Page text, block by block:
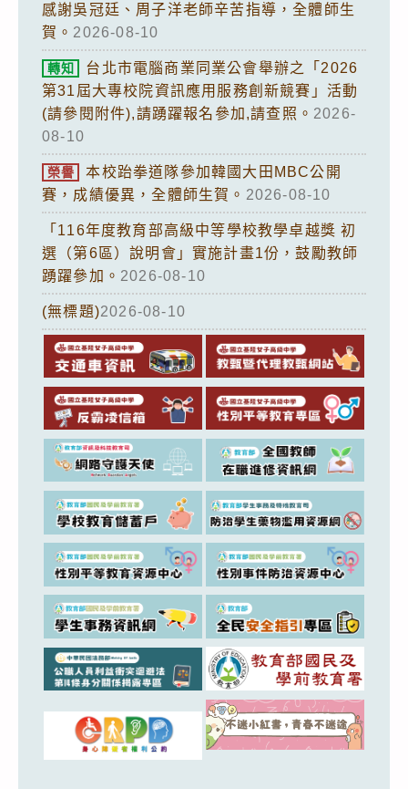
感謝吳冠廷、周子洋老師辛苦指導，全體師生
賀。 2026-08-10
轉知
台北市電腦商業同業公會舉辦之「2026
第31屆大專校院資訊應用服務創新競賽」活動
(請參閱附件),請踴躍報名參加,請查照。 2026-
08-10
榮譽
本校跆拳道隊參加韓國大田MBC公開
賽，成績優異，全體師生賀。 2026-08-10
「116年度教育部高級中等學校教學卓越獎 初
選（第6區）說明會」實施計畫1份，鼓勵教師
踴躍參加。 2026-08-10
(無標題)2026-08-10